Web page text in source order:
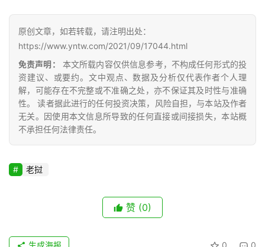
现
货
报
价
题
原创文章，如若转载，请注明出处：
https://www.yntw.com/2021/09/17044.html
免责声明：
本文所载内容仅供信息参考，不构成任何形式的投
资建议、或要约。文中观点、数据及分析仅代表作者个人理
解，可能存在不完整或不准确之处，亦不保证其及时性与准确
性。 读者据此进行的任何投资决策，风险自担，与本站及作者
无关。因使用本文信息所导致的任何直接或间接损失，本站概
不承担任何法律责任。
老挝
赞 (0)